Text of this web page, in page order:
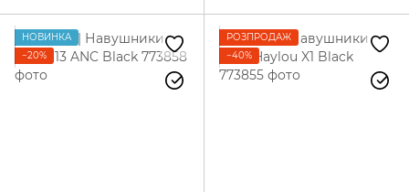
НОВИНКА
−20%
РОЗПРОДАЖ
−40%